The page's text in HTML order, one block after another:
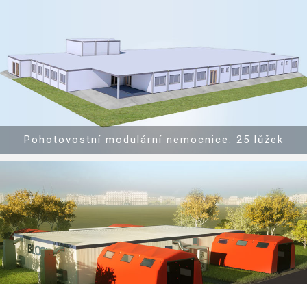
Pohotovostní modulární nemocnice: 25 lůžek